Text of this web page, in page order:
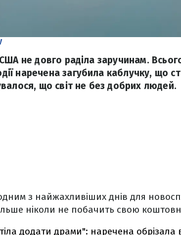
США не довго раділа заручинам.
наречена загубила каблучку, що
що світ не без добрих людей.
з найжахливіших днів для
ніколи не побачить свою
додати драми": наречена обрізала